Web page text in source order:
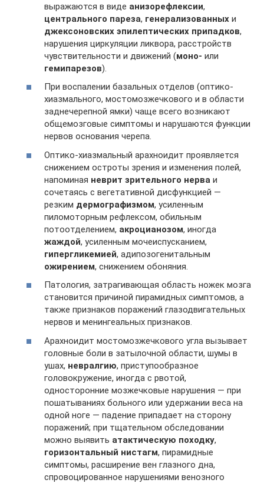
выражаются в виде анизорефлексии,
центрального пареза, генерализованных и
джексоновских эпилептических припадков,
нарушения циркуляции ликвора, расстройств
чувствительности и движений (моно- или
гемипарезов).
При воспалении базальных отделов (оптико-
хиазмального, мостомозжечкового и в области
заднечерепной ямки) чаще всего возникают
общемозговые симптомы и нарушаются функции
нервов основания черепа.
Оптико-хиазмальный арахноидит проявляется
снижением остроты зрения и изменения полей,
напоминая неврит зрительного нерва и
сочетаясь с вегетативной дисфункцией —
резким дермографизмом, усиленным
пиломоторным рефлексом, обильным
потоотделением, акроцианозом, иногда
жаждой, усиленным мочеиспусканием,
гипергликемией, адипозогенитальным
ожирением, снижением обоняния.
Патология, затрагивающая область ножек мозга
становится причиной пирамидных симптомов, а
также признаков поражений глазодвигательных
нервов и менингеальных признаков.
Арахноидит мостомозжечкового угла вызывает
головные боли в затылочной области, шумы в
ушах, невралгию, приступообразное
головокружение, иногда с рвотой,
односторонние мозжечковые нарушения — при
пошатываниях больного или удержании веса на
одной ноге — падение припадает на сторону
поражений; при тщательном обследовании
можно выявить атактическую походку,
горизонтальный нистагм, пирамидные
симптомы, расширение вен глазного дна,
спровоцированное нарушениями венозного